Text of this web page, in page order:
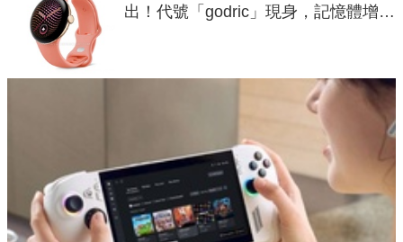
出！代號「godric」現身，記憶體增強